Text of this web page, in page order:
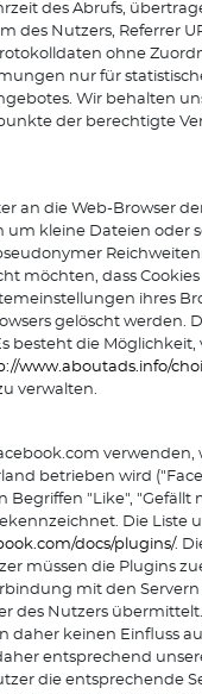
des Abrufs,
des Nutzers, Referrer
ohne
nur für
Wir behalten
der berechtigte
an die Web-Browser
um kleine Dateien oder
möchten, dass
ihres
gelöscht werden.
besteht die Möglichkeit,
www.aboutads.info/
verwalten.
verwenden,
betrieben wird
Begriffen "Like", "Gefällt
Die Liste
docs/plugins/.
müssen die Plugins
mit den Servern
des Nutzers
daher keinen Einfluss
entsprechend
die entsprechende